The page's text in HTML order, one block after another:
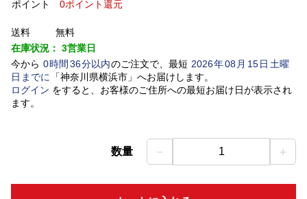
ポイント
0ポイント還元
送料
無料
在庫状況： 3営業日
今から 0時間 36分以内のご注文で、最短 2026年08 月 15日土曜
日 までに 「神奈川県横浜市」 へお届けします。
ログイン をすると、お客様のご住所への最短お届け日が表示され
ます。
数量 － 1 ＋